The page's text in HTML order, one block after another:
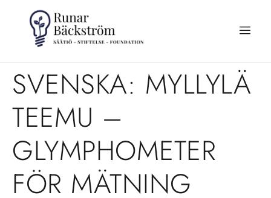
SVENSKA: MYLLYLÄ
TEEMU –
GLYMPHOMETER
FÖR MÄTNING